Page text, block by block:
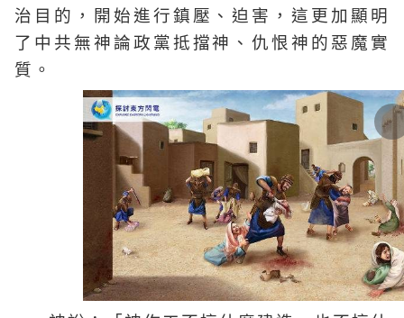
治目的，開始進行鎮壓、迫害，這更加顯明
了中共無神論政黨抵擋神、仇恨神的惡魔實
質。